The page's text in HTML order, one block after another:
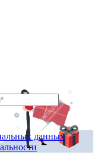
данных